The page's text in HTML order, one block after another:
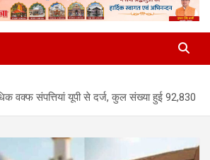
News Website
वक्फ संपत्तियां यूपी से दर्ज, कुल संख्या हुई 92,830